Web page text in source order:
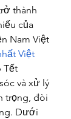
thành
của
Nam Việt
Việt
Tết
và xử lý
trọng, đòi
Dưới